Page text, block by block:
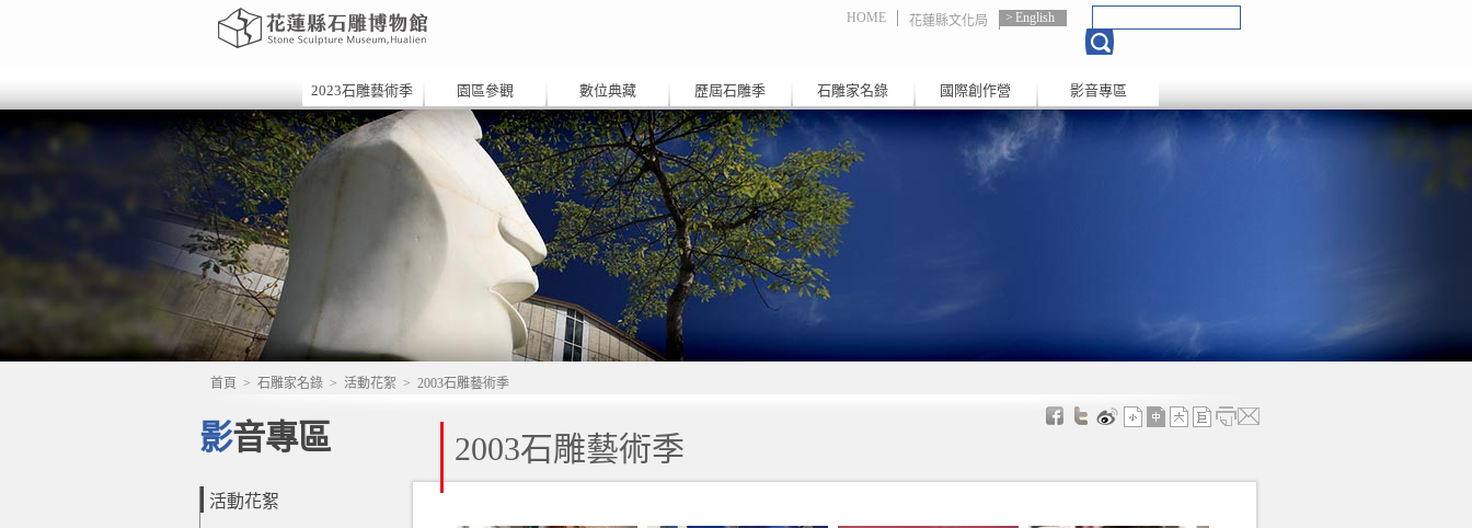
HOME 花蓮縣文化局 English
2023石雕藝術季 園區參觀 數位典藏 歷屆石雕季 石雕家名錄 國際創作營 影音專區
首頁 > 石雕家名錄 > 活動花絮 > 2003石雕藝術季
影音專區
活動花絮
2003石雕藝術季